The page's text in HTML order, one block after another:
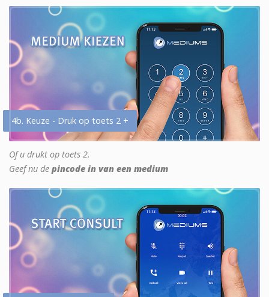
4b. Keuze - Druk op toets 2 +
Of u drukt op toets 2.
Geef nu de pincode in van een medium